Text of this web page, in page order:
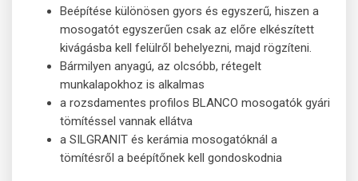
Beépítése különösen gyors és egyszerű, hiszen a
mosogatót egyszerűen csak az előre elkészített
kivágásba kell felülről behelyezni, majd rögzíteni.
Bármilyen anyagú, az olcsóbb, rétegelt
munkalapokhoz is alkalmas
a rozsdamentes profilos BLANCO mosogatók gyári
tömítéssel vannak ellátva
a SILGRANIT és kerámia mosogatóknál a
tömítésről a beépítőnek kell gondoskodnia